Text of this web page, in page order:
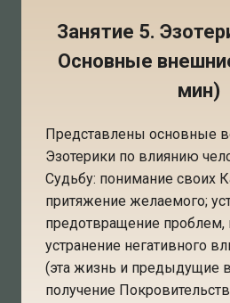
Занятие 5.
Основные
мин)
Представлены основные
Эзотерики по влиянию
Судьбу: понимание своих
притяжение желаемого;
предотвращение проблем,
устранение негативного
(эта жизнь и предыдущие
получение